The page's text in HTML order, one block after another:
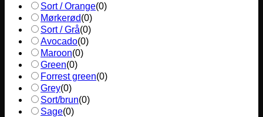
Sort / Orange(0)
Mørkerød(0)
Sort / Grå(0)
Avocado(0)
Maroon(0)
Green(0)
Forrest green(0)
Grey(0)
Sort/brun(0)
Sage(0)